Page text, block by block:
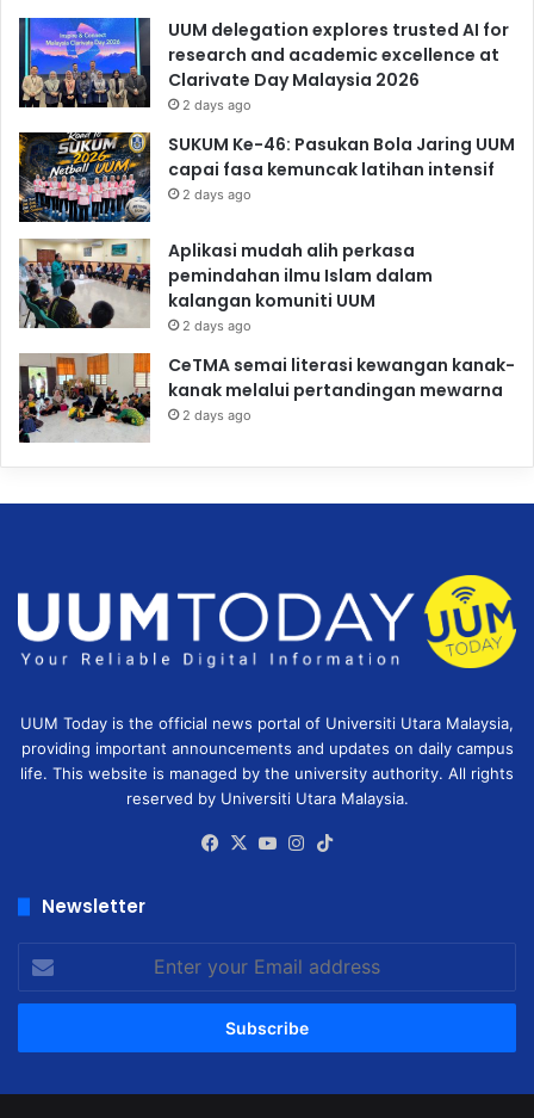
UUM delegation explores trusted AI for
research and academic excellence at
Clarivate Day Malaysia 2026
2 days ago
SUKUM Ke-46: Pasukan Bola Jaring UUM
capai fasa kemuncak latihan intensif
2 days ago
Aplikasi mudah alih perkasa
pemindahan ilmu Islam dalam
kalangan komuniti UUM
2 days ago
CeTMA semai literasi kewangan kanak-
kanak melalui pertandingan mewarna
2 days ago
UUM Today is the official news portal of Universiti Utara Malaysia,
providing important announcements and updates on daily campus
life. This website is managed by the university authority. All rights
reserved by Universiti Utara Malaysia.
Facebook
X YouTubeInstagram
Newsletter
your
Email